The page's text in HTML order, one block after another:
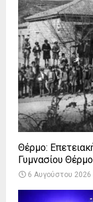
Θέρμο:
Γυμνασίου
6 Αυγούστου 2026